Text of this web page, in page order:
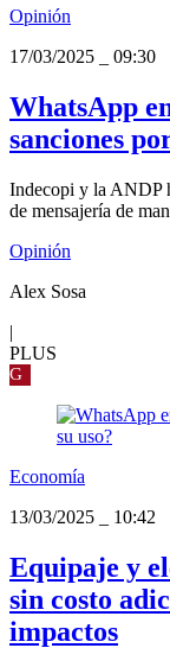
Opinión
17/03/2025
09:30
WhatsApp
sanciones
Indecopi y la ANDP
de mensajería de
Opinión
Alex Sosa
|
PLUS
G
Economía
13/03/2025
10:42
Equipaje y
sin costo
impactos